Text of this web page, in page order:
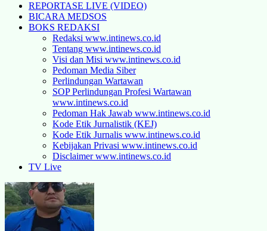
REPORTASE LIVE (VIDEO)
BICARA MEDSOS
BOKS REDAKSI
Redaksi www.intinews.co.id
Tentang www.intinews.co.id
Visi dan Misi www.intinews.co.id
Pedoman Media Siber
Perlindungan Wartawan
SOP Perlindungan Profesi Wartawan
www.intinews.co.id
Pedoman Hak Jawab www.intinews.co.id
Kode Etik Jurnalistik (KEJ)
Kode Etik Jurnalis www.intinews.co.id
Kebijakan Privasi www.intinews.co.id
Disclaimer www.intinews.co.id
TV Live